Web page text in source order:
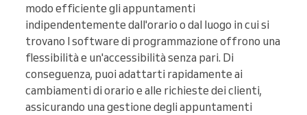
modo efficiente gli appuntamenti
indipendentemente dall'orario o dal luogo in cui si
trovano I software di programmazione offrono una
flessibilità e un'accessibilità senza pari. Di
conseguenza, puoi adattarti rapidamente ai
cambiamenti di orario e alle richieste dei clienti,
assicurando una gestione degli appuntamenti